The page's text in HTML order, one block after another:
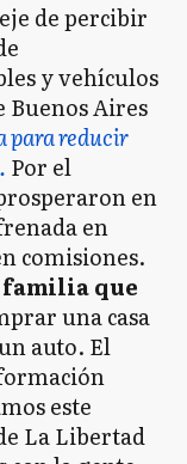
de percibir
y vehículos
Buenos Aires
para reducir
Por el
en
en
comisiones.
familia que
una casa
auto. El
este
La Libertad